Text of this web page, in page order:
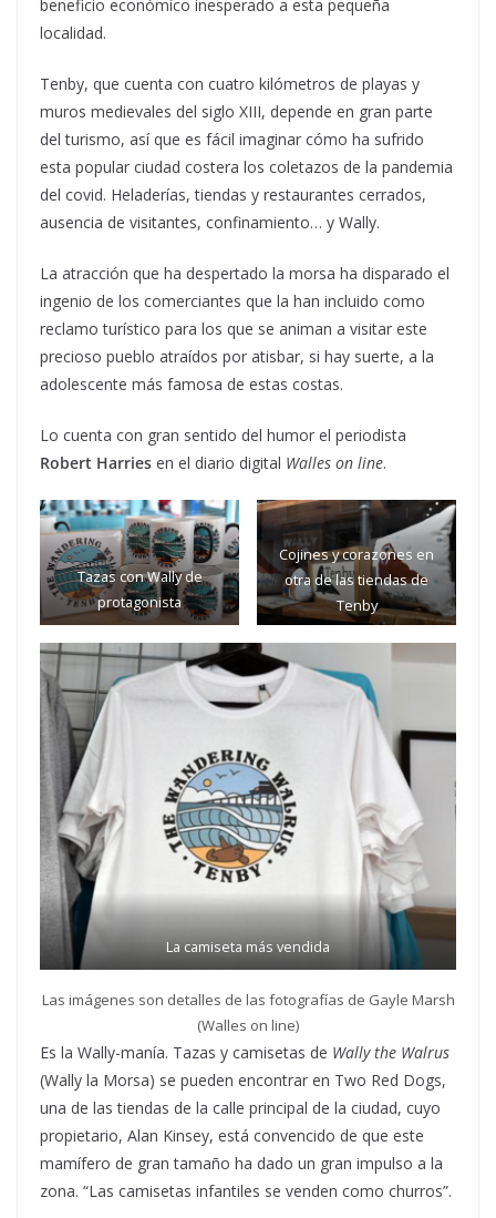
beneficio económico inesperado a esta pequeña
localidad.
Tenby, que cuenta con cuatro kilómetros de playas y
muros medievales del siglo XIII, depende en gran parte
del turismo, así que es fácil imaginar cómo ha sufrido
esta popular ciudad costera los coletazos de la pandemia
del covid. Heladerías, tiendas y restaurantes cerrados,
ausencia de visitantes, confinamiento… y Wally.
La atracción que ha despertado la morsa ha disparado el
ingenio de los comerciantes que la han incluido como
reclamo turístico para los que se animan a visitar este
precioso pueblo atraídos por atisbar, si hay suerte, a la
adolescente más famosa de estas costas.
Lo cuenta con gran sentido del humor el periodista
Robert Harries en el diario digital Walles on line.
Tazas con Wally de
protagonista
Cojines y corazones en
otra de las tiendas de
Tenby
La camiseta más vendida
Las imágenes son detalles de las fotografías de Gayle Marsh
(Walles on line)
Es la Wally-manía. Tazas y camisetas de Wally the Walrus
(Wally la Morsa) se pueden encontrar en Two Red Dogs,
una de las tiendas de la calle principal de la ciudad, cuyo
propietario, Alan Kinsey, está convencido de que este
mamífero de gran tamaño ha dado un gran impulso a la
zona. “Las camisetas infantiles se venden como churros”.